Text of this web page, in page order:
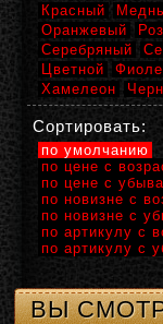
Красный
Оранжевый
Серебряный
Цветной
Хамелеон
Сортировать:
по умолчанию
по цене с
по цене с
по новизне с
по новизне с
по артикулу с
по артикулу с
ВЫ